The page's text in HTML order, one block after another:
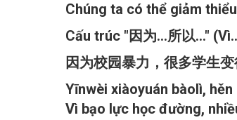
Chúng ta có thể giảm
Cấu trúc "因为...所以..."
因为校园暴力，很多学生
Yīnwèi xiàoyuán bàolì,
Vì bạo lực học đường,